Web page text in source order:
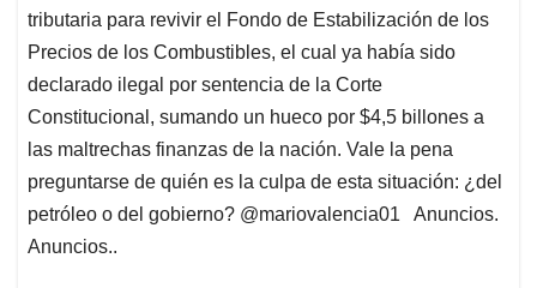
tributaria para revivir el Fondo de Estabilización de los
Precios de los Combustibles, el cual ya había sido
declarado ilegal por sentencia de la Corte
Constitucional, sumando un hueco por $4,5 billones a
las maltrechas finanzas de la nación. Vale la pena
preguntarse de quién es la culpa de esta situación: ¿del
petróleo o del gobierno? @mariovalencia01 Anuncios.
Anuncios..